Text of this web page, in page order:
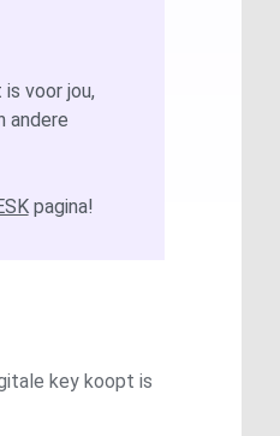
voor jou,
andere
pagina!
key koopt is